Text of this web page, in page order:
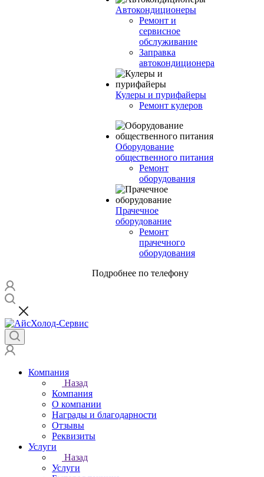
Автокондиционеры
Ремонт и
сервисное
обслуживание
Заправка
автокондиционера
Кулеры и пурифайеры
Ремонт кулеров
Оборудование
общественного питания
Ремонт
оборудования
Прачечное
оборудование
Ремонт
прачечного
оборудования
Подробнее по телефону
Компания
Назад
Компания
О компании
Награды и благодарности
Отзывы
Реквизиты
Услуги
Назад
Услуги